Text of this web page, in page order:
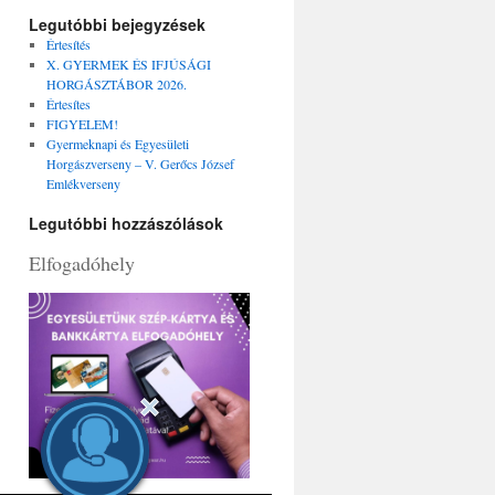
Legutóbbi bejegyzések
Értesítés
X. GYERMEK ÉS IFJÚSÁGI
HORGÁSZTÁBOR 2026.
Értesítes
FIGYELEM!
Gyermeknapi és Egyesületi
Horgászverseny – V. Gerőcs József
Emlékverseny
Legutóbbi hozzászólások
Elfogadóhely